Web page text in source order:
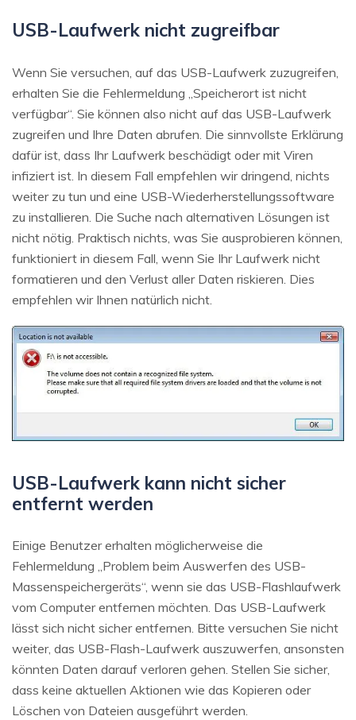
USB-Laufwerk nicht zugreifbar
Wenn Sie versuchen, auf das USB-Laufwerk zuzugreifen,
erhalten Sie die Fehlermeldung „Speicherort ist nicht
verfügbar“. Sie können also nicht auf das USB-Laufwerk
zugreifen und Ihre Daten abrufen. Die sinnvollste Erklärung
dafür ist, dass Ihr Laufwerk beschädigt oder mit Viren
infiziert ist. In diesem Fall empfehlen wir dringend, nichts
weiter zu tun und eine USB-Wiederherstellungssoftware
zu installieren. Die Suche nach alternativen Lösungen ist
nicht nötig. Praktisch nichts, was Sie ausprobieren können,
funktioniert in diesem Fall, wenn Sie Ihr Laufwerk nicht
formatieren und den Verlust aller Daten riskieren. Dies
empfehlen wir Ihnen natürlich nicht.
USB-Laufwerk kann nicht sicher
entfernt werden
Einige Benutzer erhalten möglicherweise die
Fehlermeldung „Problem beim Auswerfen des USB-
Massenspeichergeräts“, wenn sie das USB-Flashlaufwerk
vom Computer entfernen möchten. Das USB-Laufwerk
lässt sich nicht sicher entfernen. Bitte versuchen Sie nicht
weiter, das USB-Flash-Laufwerk auszuwerfen, ansonsten
könnten Daten darauf verloren gehen. Stellen Sie sicher,
dass keine aktuellen Aktionen wie das Kopieren oder
Löschen von Dateien ausgeführt werden.